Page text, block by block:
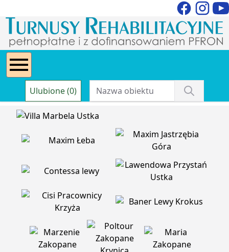
Ulubione (0)